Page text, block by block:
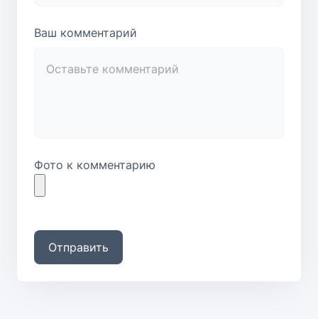
Ваш комментарий
Фото к комментарию
Отправить